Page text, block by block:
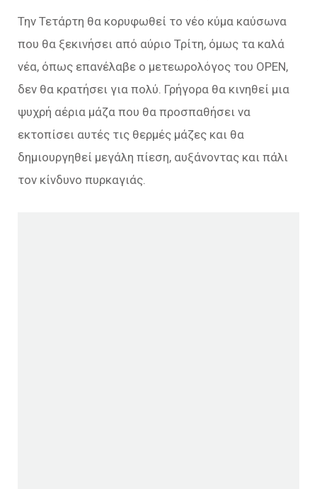
Την Τετάρτη θα κορυφωθεί το νέο κύμα καύσωνα
που θα ξεκινήσει από αύριο Τρίτη, όμως τα καλά
νέα, όπως επανέλαβε ο μετεωρολόγος του OPEN,
δεν θα κρατήσει για πολύ. Γρήγορα θα κινηθεί μια
ψυχρή αέρια μάζα που θα προσπαθήσει να
εκτοπίσει αυτές τις θερμές μάζες και θα
δημιουργηθεί μεγάλη πίεση, αυξάνοντας και πάλι
τον κίνδυνο πυρκαγιάς.